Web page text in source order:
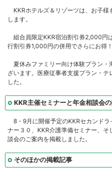
KKRホテルズ＆リゾーツは、お子様
します。
組合員限定KKR宿泊割引券2,000円
行割引券1,000円の併用でさらにお得！
夏休みファミリー向け体験プラン・
ざいます。医療従事者支援プラン・テ
した。
KKR主催セミナーと年金相談会
8・9月に開催予定のKKRセカンドラ
ナー３０、KKR介護準備セミナー、
談会のご案内を掲載しました。
そのほかの掲載記事